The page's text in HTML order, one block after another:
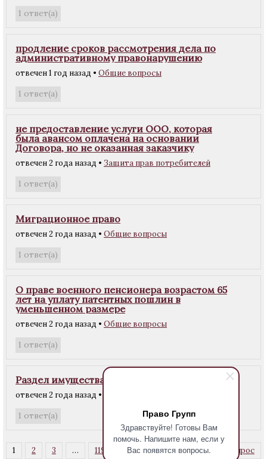
Право Групп
Здравствуйте! Готовы Вам
помочь. Напишите нам, если у
Вас появятся вопросы.
1 ответ(а)
продление сроков рассмотрения дела по
административному правонарушению
отвечен 1 год назад • Общие вопросы
1 ответ(а)
не предоставление услуги ООО, которая
была авансом оплачена на основании
Договора, но не оказанная заказчику
отвечен 2 года назад • Защита прав потребителей
1 ответ(а)
Миграционное право
отвечен 2 года назад • Общие вопросы
1 ответ(а)
О праве военного пенсионера возрастом 65
лет на уплату патентных пошлин в
уменьшенном размере
отвечен 2 года назад • Общие вопросы
1 ответ(а)
Раздел имущества
отвечен 2 года назад •
1 ответ(а)
1 2 3 … 119 Далее → Задать вопрос